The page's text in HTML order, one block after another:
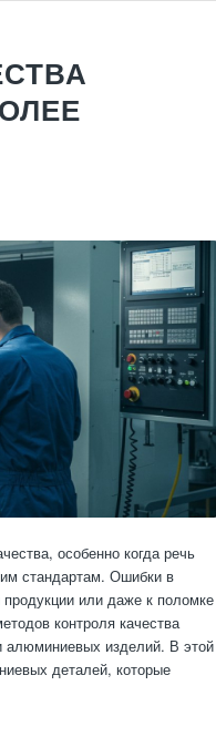
особенно когда речь
стандартам. Ошибки в
или даже к поломке
контроля качества
алюминиевых изделий. В этой
деталей, которые